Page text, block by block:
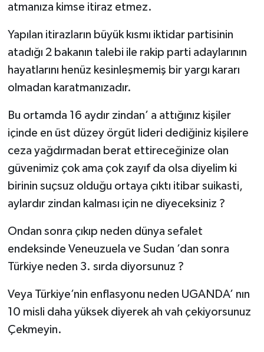
atmanıza kimse itiraz etmez.
Yapılan itirazların büyük kısmı iktidar partisinin
atadığı 2 bakanın talebi ile rakip parti adaylarının
hayatlarını henüz kesinleşmemiş bir yargı kararı
olmadan karatmanızadır.
Bu ortamda 16 aydır zindan’ a attığınız kişiler
içinde en üst düzey örgüt lideri dediğiniz kişilere
ceza yağdırmadan berat ettireceğinize olan
güvenimiz çok ama çok zayıf da olsa diyelim ki
birinin suçsuz olduğu ortaya çıktı itibar suikasti,
aylardır zindan kalması için ne diyeceksiniz ?
Ondan sonra çıkıp neden dünya sefalet
endeksinde Veneuzuela ve Sudan ’dan sonra
Türkiye neden 3. sırda diyorsunuz ?
Veya Türkiye’nin enflasyonu neden UGANDA’ nın
10 misli daha yüksek diyerek ah vah çekiyorsunuz
Çekmeyin.